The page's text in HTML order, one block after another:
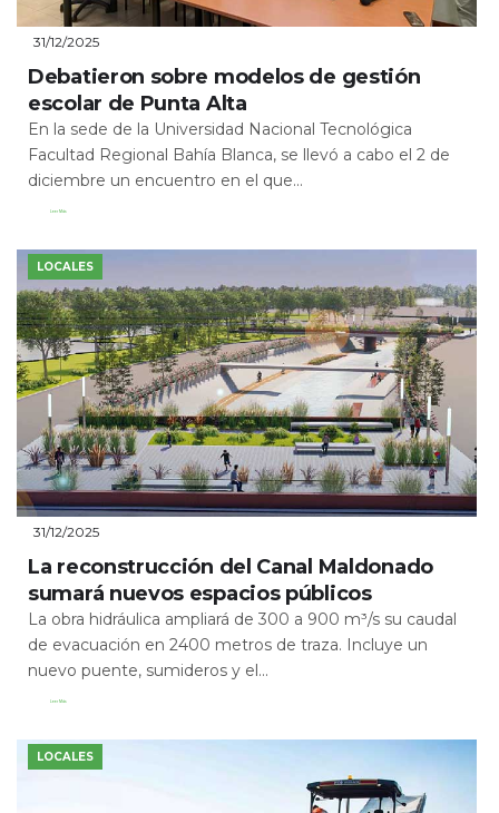
31/12/2025
Debatieron sobre modelos de gestión
escolar de Punta Alta
En la sede de la Universidad Nacional Tecnológica
Facultad Regional Bahía Blanca, se llevó a cabo el 2 de
diciembre un encuentro en el que...
Leer Más
LOCALES
31/12/2025
La reconstrucción del Canal Maldonado
sumará nuevos espacios públicos
La obra hidráulica ampliará de 300 a 900 m³/s su caudal
de evacuación en 2400 metros de traza. Incluye un
nuevo puente, sumideros y el...
Leer Más
LOCALES